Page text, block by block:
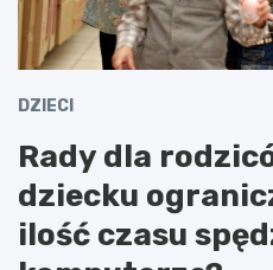
DZIECI
Rady dla
dziecku
ilość czasu